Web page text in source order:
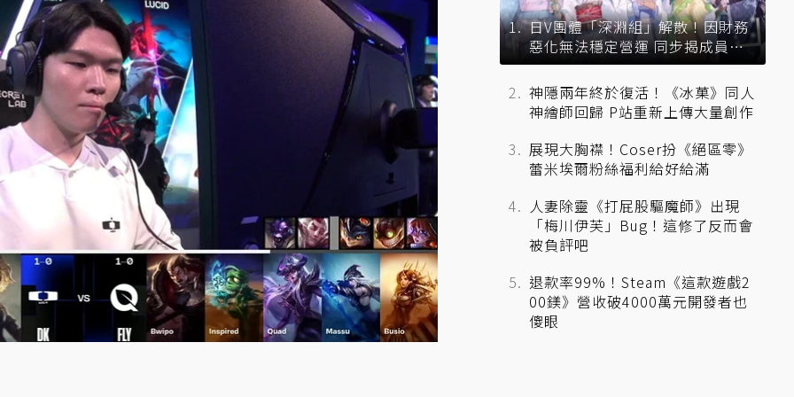
日V團體「深淵組」解散！因財務
惡化無法穩定營運 同步揭成員未
來去向
神隱兩年終於復活！《冰菓》同人
神繪師回歸 P站重新上傳大量創作
展現大胸襟！Coser扮《絕區零》
蕾米埃爾粉絲福利給好給滿
人妻除靈《打屁股驅魔師》出現
「梅川伊芙」Bug！這修了反而會
被負評吧
退款率99%！Steam《這款遊戲2
00鎂》營收破4000萬元開發者也
傻眼